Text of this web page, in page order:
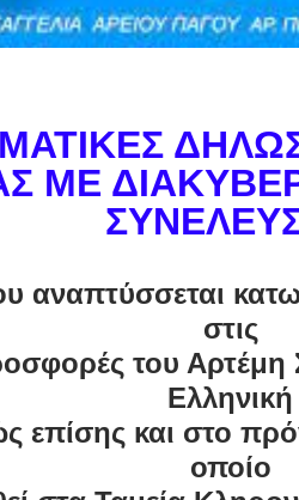
ΜΕ
αναπτύσσεται
στις
του
Ελληνική
επίσης και στο
οποίο